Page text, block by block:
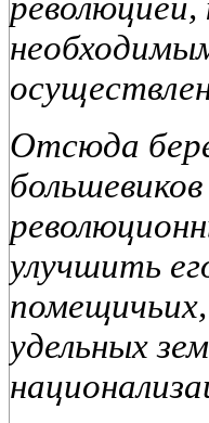
Отсюда
улучшить
удельных